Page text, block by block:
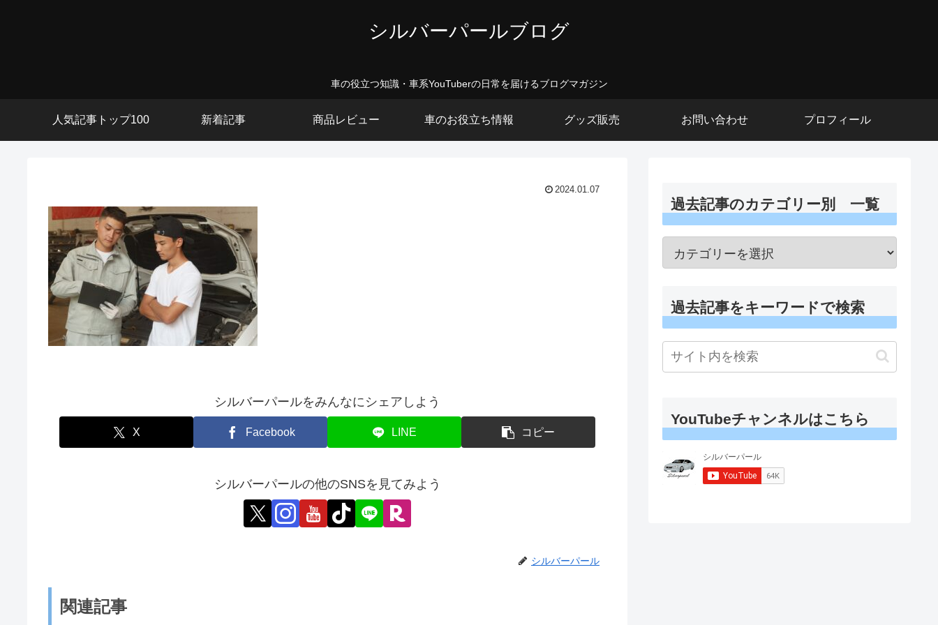
シルバーパールブログ
車の役立つ知識・車系YouTuberの日常を届けるブログマガジン
人気記事トップ100 新着記事 商品レビュー 車のお役立ち情報 グッズ販売 お問い合わせ プロフィール
2024.01.07
シルバーパールをみんなにシェアしよう
X Facebook LINE コピー
シルバーパールの他のSNSを見てみよう
シルバーパール
関連記事
過去記事のカテゴリー別 一覧
過去記事をキーワードで検索
YouTubeチャンネルはこちら